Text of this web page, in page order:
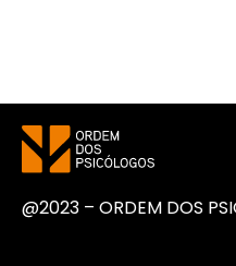
@2023 – ORDEM DOS